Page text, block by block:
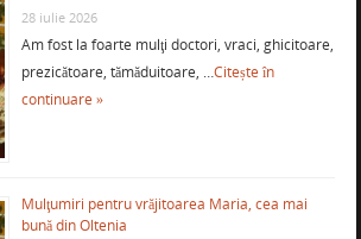
28 iulie 2026
Am fost la foarte mulţi doctori, vraci, ghicitoare,
prezicătoare, tămăduitoare, …Citește în
continuare »
Mulţumiri pentru vrăjitoarea Maria, cea mai
bună din Oltenia